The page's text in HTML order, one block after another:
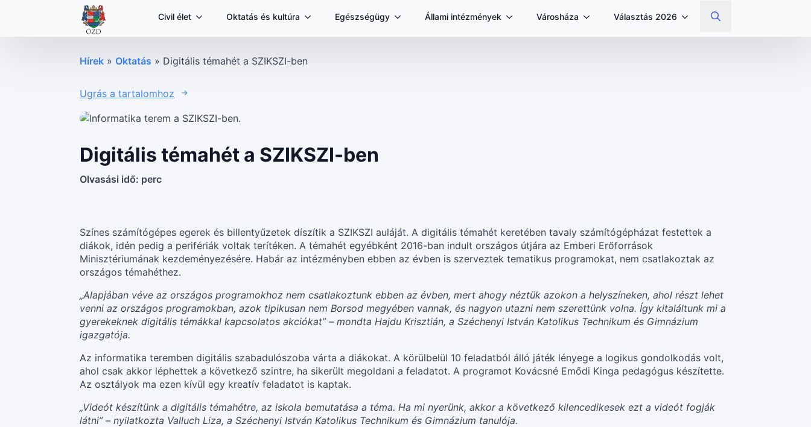
Civil élet Oktatás és kultúra Egészségügy Állami intézmények Városháza Választás 2026
Search
Hírek » Oktatás » Digitális témahét a SZIKSZI-ben
Ugrás a tartalomhoz
Digitális témahét a SZIKSZI-ben
Olvasási idő: perc
Színes számítógépes egerek és billentyűzetek díszítik a SZIKSZI auláját. A digitális témahét keretében tavaly számítógépházat festettek a
diákok, idén pedig a perifériák voltak terítéken. A témahét egyébként 2016-ban indult országos útjára az Emberi Erőforrások
Minisztériumának kezdeményezésére. Habár az intézményben ebben az évben is szerveztek tematikus programokat, nem csatlakoztak az
országos témahéthez.
„Alapjában véve az országos programokhoz nem csatlakoztunk ebben az évben, mert ahogy néztük azokon a helyszíneken, ahol részt lehet
venni az országos programokban, azok tipikusan nem Borsod megyében vannak, és nagyon utazni nem szerettünk volna. Így kitaláltunk mi a
gyerekeknek digitális témákkal kapcsolatos akciókat” – mondta Hajdu Krisztián, a Széchenyi István Katolikus Technikum és Gimnázium
igazgatója.
Az informatika teremben digitális szabadulószoba várta a diákokat. A körülbelül 10 feladatból álló játék lényege a logikus gondolkodás volt,
ahol csak akkor léphettek a következő szintre, ha sikerült megoldani a feladatot. A programot Kovácsné Emődi Kinga pedagógus készítette.
Az osztályok ma ezen kívül egy kreatív feladatot is kaptak.
„Videót készítünk a digitális témahétre, az iskola bemutatása a téma. Ha mi nyerünk, akkor a következő kilencedikesek ezt a videót fogják
látni” – nyilatkozta Valluch Liza, a Széchenyi István Katolikus Technikum és Gimnázium tanulója.